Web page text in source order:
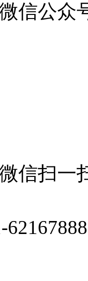
信公众
信扫一
62167888